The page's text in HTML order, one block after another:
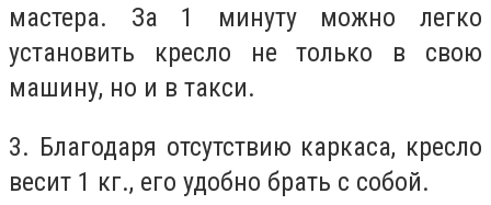
мастера. За 1 минуту можно легко
установить кресло не только в свою
машину, но и в такси.
3. Благодаря отсутствию каркаса, кресло
весит 1 кг., его удобно брать с собой.